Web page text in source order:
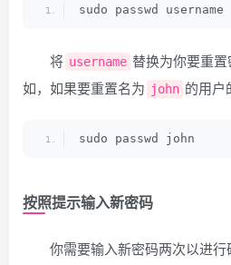
sudo passwd username
将 username 替换为你要重
如，如果要重置名为 john 的用户
sudo passwd john
按照提示输入新密码
你需要输入新密码两次以进